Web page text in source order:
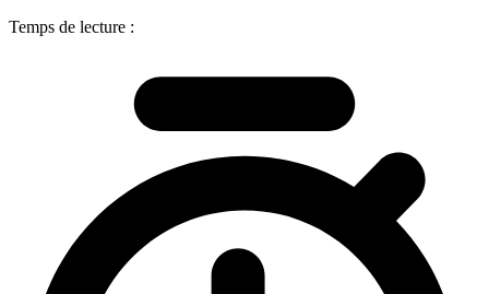
Temps de lecture :